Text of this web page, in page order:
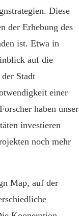
Diese
der Erhebung des
ist. Etwa in
auf die
Stadt
einer
haben unser
investieren
noch mehr
Map, auf der